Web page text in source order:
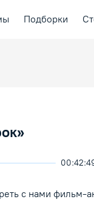
Подборки
с нами фильм-